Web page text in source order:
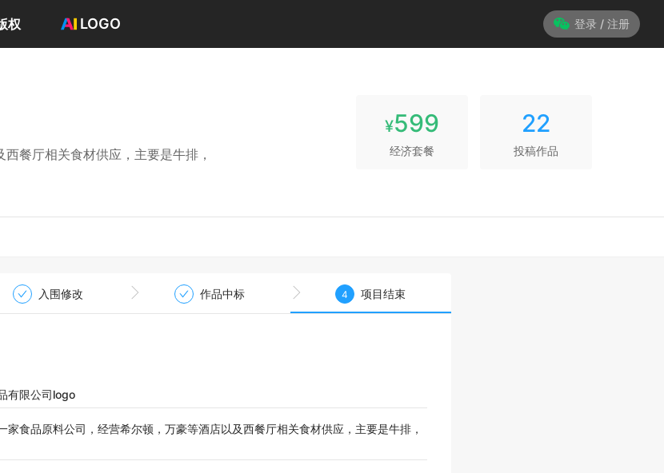
权 LOGO 登录 / 注册
登录 / 注册
餐厅相关食材供应，主要是牛排，
¥599
经济套餐
22
投稿作品
入围修改 作品中标 4 项目结束
有限公司logo
家食品原料公司，经营希尔顿，万豪等酒店以及西餐厅相关食材供应，主要是牛排，